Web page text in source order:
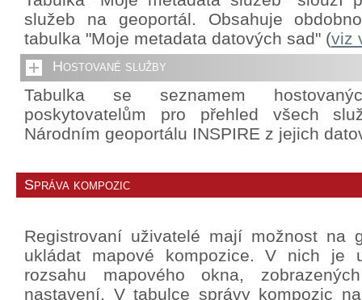
služeb na geoportál. Obsahuje
tabulka "Moje metadata datových sad" (viz
Hostované služby
Tabulka se seznamem
poskytovatelům pro přehled všech
Národním geoportálu INSPIRE z jejich
Správa kompozic
Registrovaní uživatelé mají možnost na
ukládat mapové kompozice. V nich je
rozsahu mapového okna,
nastavení. V tabulce správy kompozic